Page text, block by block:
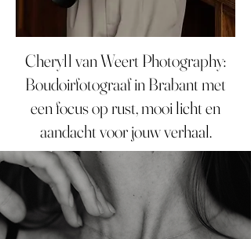
Cheryll van Weert Photography:
Boudoirfotograaf in Brabant met
een focus op rust, mooi licht en
aandacht voor jouw verhaal.